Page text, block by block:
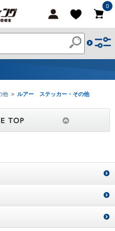
0
他 > ルアー ステッカー・その他